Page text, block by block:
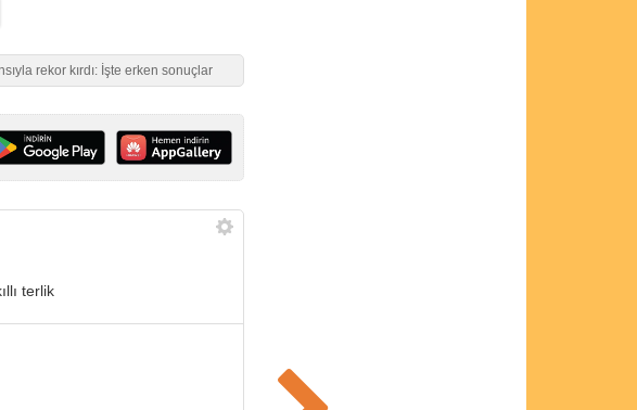
rekor kırdı: İşte erken sonuçlar
terlik